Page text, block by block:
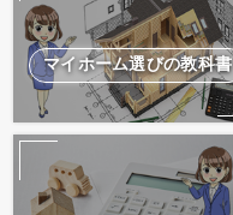
マイホーム選びの教科書